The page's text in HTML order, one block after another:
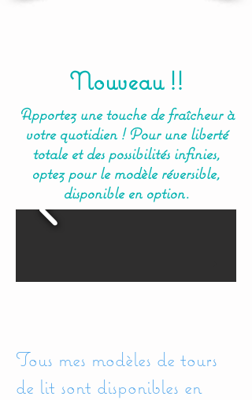
Nouveau !!
Apportez une touche de fraîcheur à
votre quotidien ! Pour une liberté
totale et des possibilités infinies,
optez pour le modèle réversible,
disponible en option.
Tous mes modèles de tours
de lit sont disponibles en